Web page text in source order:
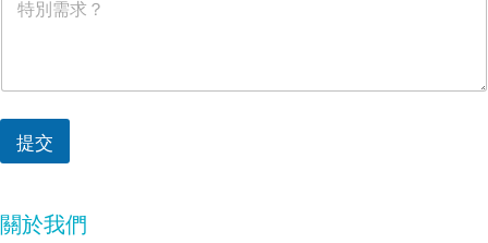
提交
關於我們